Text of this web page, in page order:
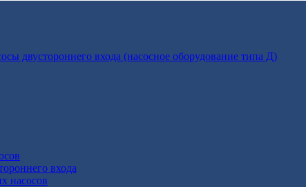
двустороннего входа (насосное оборудование типа Д)
входа
насосов